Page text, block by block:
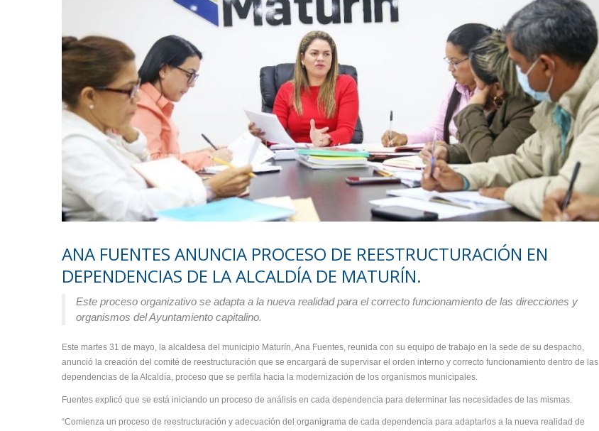
ANA FUENTES ANUNCIA PROCESO DE REESTRUCTURACIÓN EN
DEPENDENCIAS DE LA ALCALDÍA DE MATURÍN.
Este proceso organizativo se adapta a la nueva realidad para el correcto funcionamiento de las direcciones y
organismos del Ayuntamiento capitalino.
Este martes 31 de mayo, la alcaldesa del municipio Maturín, Ana Fuentes, reunida con su equipo de trabajo en la sede de su despacho,
anunció la creación del comité de reestructuración que se encargará de supervisar el orden interno y correcto funcionamiento dentro de las
dependencias de la Alcaldía, proceso que se perfila hacia la modernización de los organismos municipales.
Fuentes explicó que se está iniciando un proceso de análisis en cada dependencia para determinar las necesidades de las mismas.
“Comienza un proceso de reestructuración y adecuación del organigrama de cada dependencia para adaptarlos a la nueva realidad de